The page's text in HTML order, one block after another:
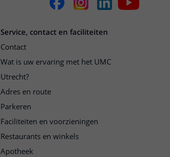
Service, contact en faciliteiten
Contact
Wat is uw ervaring met het UMC
Utrecht?
Adres en route
Parkeren
Faciliteiten en voorzieningen
Restaurants en winkels
Apotheek